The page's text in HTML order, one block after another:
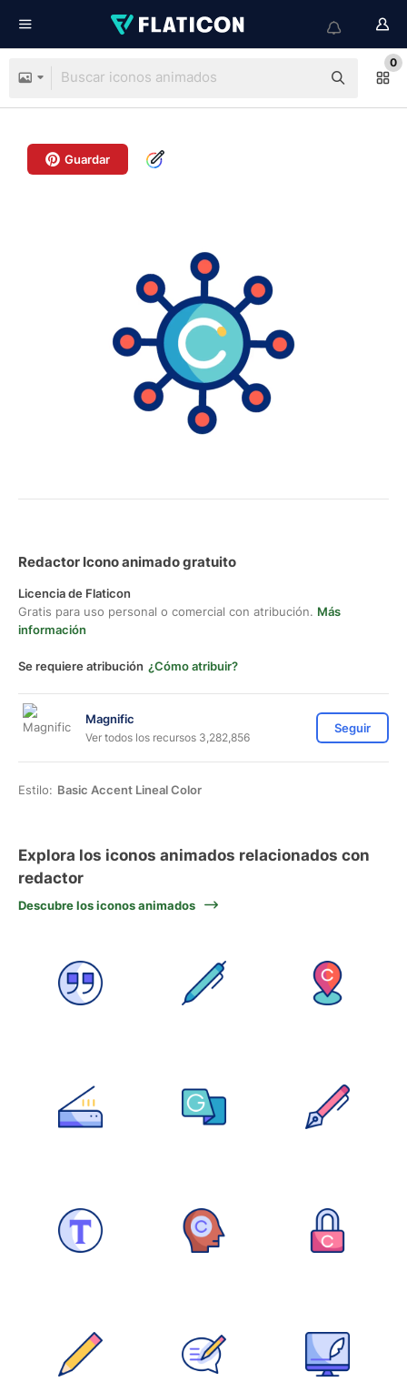
0
Guardar
Redactor Icono animado gratuito
Licencia de Flaticon
Gratis para uso personal o comercial con atribución. Más
información
Se requiere atribución ¿Cómo atribuir?
Magnific
Ver todos los recursos 3,282,856
Seguir
Estilo: Basic Accent Lineal Color
Explora los iconos animados relacionados con
redactor
Descubre los iconos animados